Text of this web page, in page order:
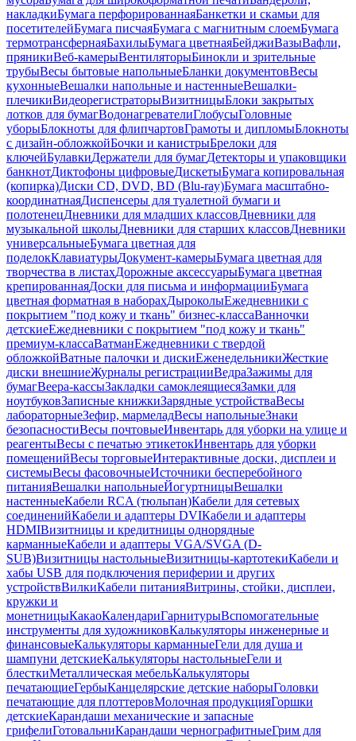
накладкиБумага перфорированнаяБанкетки и скамьи для
посетителейБумага писчаяБумага с магнитным слоемБумага
термотрансфернаяБахилыБумага цветнаяБейджиВазыВафли,
пряникиВеб-камерыВентиляторыБинокли и зрительные
трубыВесы бытовые напольныеБланки документовВесы
кухонныеВешалки напольные и настенныеВешалки-
плечикиВидеорегистраторыВизитницыБлоки закрытых
лотков для бумагВодонагревателиГлобусыГоловные
уборыБлокноты для флипчартовГрамоты и дипломыБлокноты
с дизайн-обложкойБочки и канистрыБрелоки для
ключейБулавкиДержатели для бумагДетекторы и упаковщики
банкнотДиктофоны цифровыеДискетыБумага копировальная
(копирка)Диски CD, DVD, BD (Blu-ray)Бумага масштабно-
координатнаяДиспенсеры для туалетной бумаги и
полотенецДневники для младших классовДневники для
музыкальной школыДневники для старших классовДневники
универсальныеБумага цветная для
поделокКлавиатурыДокумент-камерыБумага цветная для
творчества в листахДорожные аксессуарыБумага цветная
крепированнаяДоски для письма и информацииБумага
цветная форматная в наборахДыроколыЕжедневники с
покрытием "под кожу и ткань" бизнес-классаВанночки
детскиеЕжедневники с покрытием "под кожу и ткань"
премиум-классаВатманЕжедневники с твердой
обложкойВатные палочки и дискиЕженедельникиЖесткие
диски внешниеЖурналы регистрацииВедраЗажимы для
бумагВеера-кассыЗакладки самоклеящиесяЗамки для
ноутбуковЗаписные книжкиЗарядные устройстваВесы
лабораторныеЗефир, мармеладВесы напольныеЗнаки
безопасностиВесы почтовыеИнвентарь для уборки на улице и
реагентыВесы с печатью этикетокИнвентарь для уборки
помещенийВесы торговыеИнтерактивные доски, дисплеи и
системыВесы фасовочныеИсточники бесперебойного
питанияВешалки напольныеЙогуртницыВешалки
настенныеКабели RCA (тюльпан)Кабели для сетевых
соединенийКабели и адаптеры DVIКабели и адаптеры
HDMIВизитницы и кредитницы однорядные
карманныеКабели и адаптеры VGA/SVGA (D-
SUB)Визитницы настольныеВизитницы-картотекиКабели и
хабы USB для подключения периферии и других
устройствВилкиКабели питанияВитрины, стойки, дисплеи,
кружки и
монетницыКакаоКалендариГарнитурыВспомогательные
инструменты для художниковКалькуляторы инженерные и
финансовыеКалькуляторы карманныеГели для душа и
шампуни детскиеКалькуляторы настольныеГели и
блесткиМеталлическая мебельКалькуляторы
печатающиеГербыКанцелярские детские наборыГоловки
печатающие для плоттеровМолочная продукцияГоршки
детскиеКарандаши механические и запасные
грифелиГотовальниКарандаши чернографитныеГрим для